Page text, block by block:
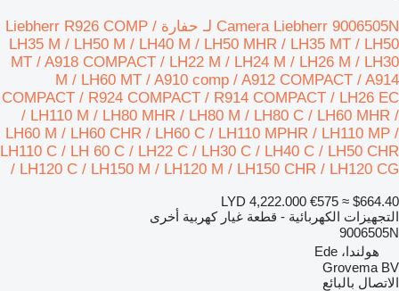
Camera Liebherr 9006505N لـ حفارة Liebherr R926 COMP /
LH35 M / LH50 M / LH40 M / LH50 MHR / LH35 MT / LH50
MT / A918 COMPACT / LH22 M / LH24 M / LH26 M / LH30
M / LH60 MT / A910 comp / A912 COMPACT / A914
COMPACT / R924 COMPACT / R914 COMPACT / LH26 EC
/ LH110 M / LH80 MHR / LH80 M / LH80 C / LH60 MHR /
LH60 M / LH60 CHR / LH60 C / LH110 MPHR / LH110 MP /
LH110 C / LH 60 C / LH22 C / LH30 C / LH40 C / LH50 CHR
/ LH120 C / LH150 M / LH120 M / LH150 CHR / LH120 CG
LYD 4,222.000 €575 ≈ $664.40
التجهيزات الكهربائية - قطعة غيار كهربية أخرى
9006505N
هولندا، Ede
Grovema BV
الاتصال بالبائع